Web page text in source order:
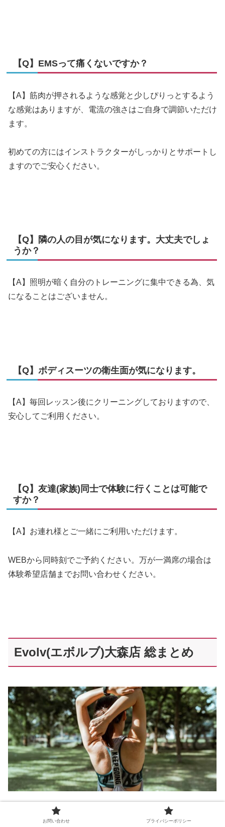
【Q】EMSって痛くないですか？
【A】筋肉が押されるような感覚と少しぴりっとするよう
な感覚はありますが、電流の強さはご自身で調節いただけ
ます。
初めての方にはインストラクターがしっかりとサポートし
ますのでご安心ください。
【Q】隣の人の目が気になります。大丈夫でしょ
うか？
【A】照明が暗く自分のトレーニングに集中できる為、気
になることはございません。
【Q】ボディスーツの衛生面が気になります。
【A】毎回レッスン後にクリーニングしておりますので、
安心してご利用ください。
【Q】友達(家族)同士で体験に行くことは可能で
すか？
【A】お連れ様とご一緒にご利用いただけます。
WEBから同時刻でご予約ください。万が一満席の場合は
体験希望店舗までお問い合わせください。
Evolv(エボルブ)大森店 総まとめ
お問い合わせ プライバシーポリシー